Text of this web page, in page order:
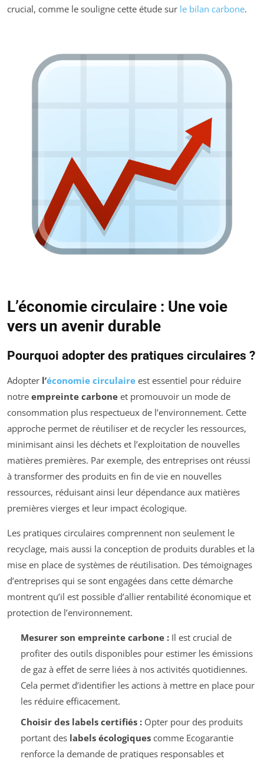
crucial, comme le souligne cette étude sur le bilan carbone.
L’économie circulaire : Une voie
vers un avenir durable
Pourquoi adopter des pratiques circulaires ?
Adopter l’économie circulaire est essentiel pour réduire
notre empreinte carbone et promouvoir un mode de
consommation plus respectueux de l’environnement. Cette
approche permet de réutiliser et de recycler les ressources,
minimisant ainsi les déchets et l’exploitation de nouvelles
matières premières. Par exemple, des entreprises ont réussi
à transformer des produits en fin de vie en nouvelles
ressources, réduisant ainsi leur dépendance aux matières
premières vierges et leur impact écologique.
Les pratiques circulaires comprennent non seulement le
recyclage, mais aussi la conception de produits durables et la
mise en place de systèmes de réutilisation. Des témoignages
d’entreprises qui se sont engagées dans cette démarche
montrent qu’il est possible d’allier rentabilité économique et
protection de l’environnement.
Mesurer son empreinte carbone :Il est crucial de
profiter des outils disponibles pour estimer les émissions
de gaz à effet de serre liées à nos activités quotidiennes.
Cela permet d’identifier les actions à mettre en place pour
les réduire efficacement.
Choisir des labels certifiés :Opter pour des produits
portant des labels écologiquescomme Ecogarantie
renforce la demande de pratiques responsables et